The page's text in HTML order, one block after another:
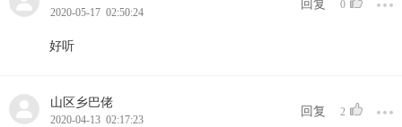
2020-05-17 02:50:24
回复 0
好听
山区乡巴佬
2020-04-13 02:17:23
回复 2